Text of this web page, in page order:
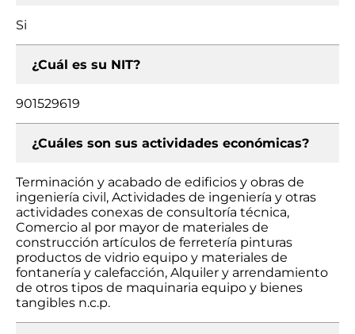
Si
¿Cuál es su NIT?
901529619
¿Cuáles son sus actividades económicas?
Terminación y acabado de edificios y obras de
ingeniería civil, Actividades de ingeniería y otras
actividades conexas de consultoría técnica,
Comercio al por mayor de materiales de
construcción artículos de ferretería pinturas
productos de vidrio equipo y materiales de
fontanería y calefacción, Alquiler y arrendamiento
de otros tipos de maquinaria equipo y bienes
tangibles n.c.p.